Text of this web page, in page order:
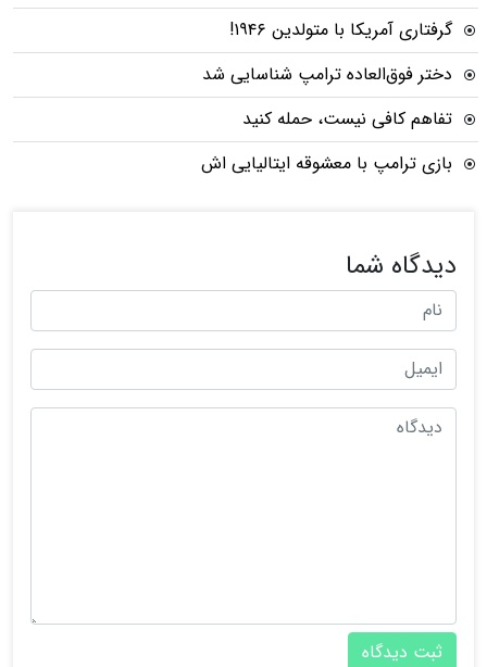
گرفتاری آمریکا با متولدین ۱۹۴۶!
دختر فوق‌العاده ترامپ شناسایی شد
تفاهم کافی نیست، حمله کنید
بازی ترامپ با معشوقه ایتالیایی اش
دیدگاه شما
ثبت دیدگاه